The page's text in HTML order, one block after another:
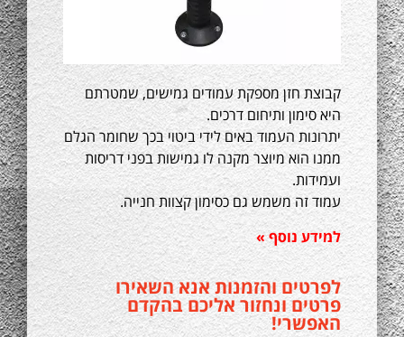
קבוצת חזן מספקת עמודים גמישים, שמטרתם
היא סימון ותיחום דרכים.
יתרונות העמוד באים לידי ביטוי בכך שחומר הגלם
ממנו הוא מיוצר מקנה לו גמישות בפני דריסות
ועמידות.
עמוד זה משמש גם כסימון קצוות חנייה.
למידע נוסף »
לפרטים והזמנות אנא השאירו
פרטים ונחזור אליכם בהקדם
האפשרי!